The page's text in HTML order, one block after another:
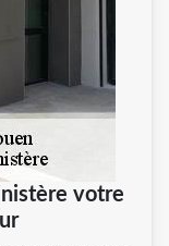
votre